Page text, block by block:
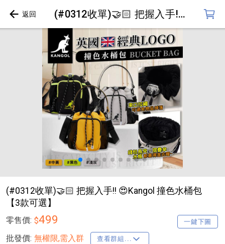
(#0312收單)🤝🏻 把握入手!! 😍Kangol 撞色水桶包【3款可選】
(#0312收單)🤝🏻 把握入手!! 😍Kangol 撞色水桶包
【3款可選】
零售價: $499 一鍵下圖
批發價: 無權限,需入群 查看群組...